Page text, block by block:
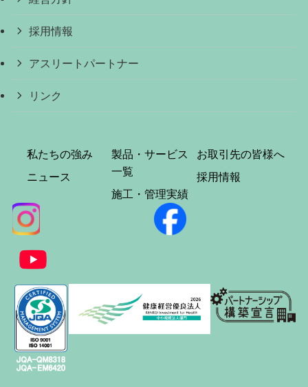
採用情報
アスリートパートナー
リンク
私たちの強み
ニュース
製品・サービス
一覧
施工・管理実績
お取引先の皆様へ
採用情報